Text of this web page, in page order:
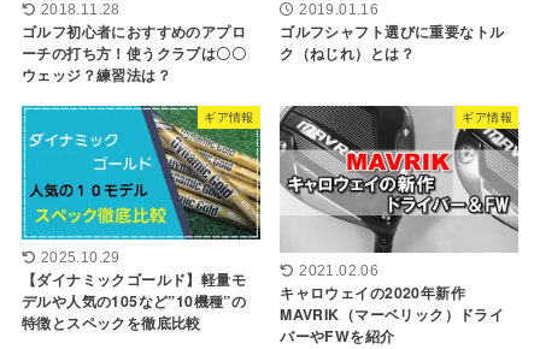
2018.11.28
ゴルフ初心者におすすめのアプロ
ーチの打ち方！使うクラブは〇〇
ウェッジ？練習法は？
2019.01.16
ゴルフシャフト選びに重要なトル
ク（ねじれ）とは？
ギア情報
2025.10.29
【ダイナミックゴールド】軽量モ
デルや人気の105など”10機種”の
特徴とスペックを徹底比較
ギア情報
2021.02.06
キャロウェイの2020年新作
MAVRIK（マーベリック）ドライ
バーやFWを紹介